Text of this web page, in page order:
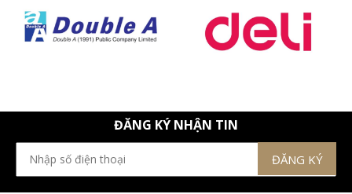
ĐĂNG KÝ NHẬN TIN